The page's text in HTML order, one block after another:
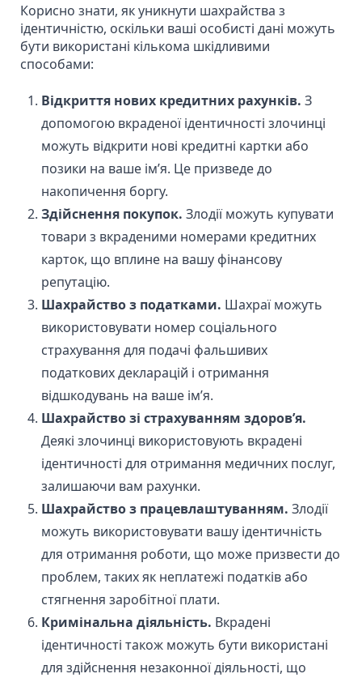
Корисно знати, як уникнути шахрайства з
ідентичністю, оскільки ваші особисті дані можуть
бути використані кількома шкідливими
способами:
Відкриття нових кредитних рахунків. З
допомогою вкраденої ідентичності злочинці
можуть відкрити нові кредитні картки або
позики на ваше ім’я. Це призведе до
накопичення боргу.
Здійснення покупок. Злодії можуть купувати
товари з вкраденими номерами кредитних
карток, що вплине на вашу фінансову
репутацію.
Шахрайство з податками. Шахраї можуть
використовувати номер соціального
страхування для подачі фальшивих
податкових декларацій і отримання
відшкодувань на ваше ім’я.
Шахрайство зі страхуванням здоров’я.
Деякі злочинці використовують вкрадені
ідентичності для отримання медичних послуг,
залишаючи вам рахунки.
Шахрайство з працевлаштуванням. Злодії
можуть використовувати вашу ідентичність
для отримання роботи, що може призвести до
проблем, таких як неплатежі податків або
стягнення заробітної плати.
Кримінальна діяльність. Вкрадені
ідентичності також можуть бути використані
для здійснення незаконної діяльності, що